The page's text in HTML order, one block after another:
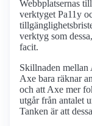
Webbplatsernas
verktyget Pa11y
verktyg som
facit.
Skillnaden mellan
Axe bara räknar
och att Axe mer
utgår från antalet
Tanken är att